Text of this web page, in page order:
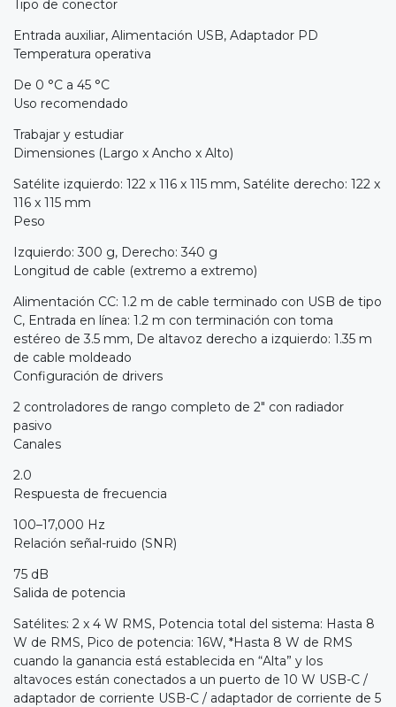
Tipo de conector
Entrada auxiliar, Alimentación USB, Adaptador PD
Temperatura operativa
De 0 °C a 45 °C
Uso recomendado
Trabajar y estudiar
Dimensiones (Largo x Ancho x Alto)
Satélite izquierdo: 122 x 116 x 115 mm, Satélite derecho: 122 x
116 x 115 mm
Peso
Izquierdo: 300 g, Derecho: 340 g
Longitud de cable (extremo a extremo)
Alimentación CC: 1.2 m de cable terminado con USB de tipo
C, Entrada en línea: 1.2 m con terminación con toma
estéreo de 3.5 mm, De altavoz derecho a izquierdo: 1.35 m
de cable moldeado
Configuración de drivers
2 controladores de rango completo de 2" con radiador
pasivo
Canales
2.0
Respuesta de frecuencia
100–17,000 Hz
Relación señal-ruido (SNR)
75 dB
Salida de potencia
Satélites: 2 x 4 W RMS, Potencia total del sistema: Hasta 8
W de RMS, Pico de potencia: 16W, *Hasta 8 W de RMS
cuando la ganancia está establecida en “Alta” y los
altavoces están conectados a un puerto de 10 W USB-C /
adaptador de corriente USB-C / adaptador de corriente de 5